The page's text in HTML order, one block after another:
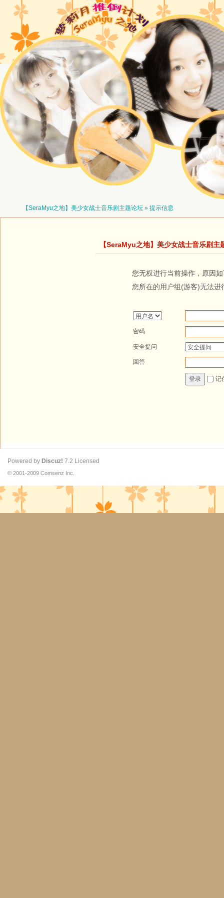
【SeraMyu之地】美少女战士音乐剧主题论坛 » 提示信息
【SeraMyu之地】美少女战士音乐剧主
您无权进行当前操作，原因
您所在的用户组(游客)无法进
密码
安全提问
回答
登录 记
Powered by Discuz! 7.2 Licensed
© 2001-2009 Comsenz Inc.